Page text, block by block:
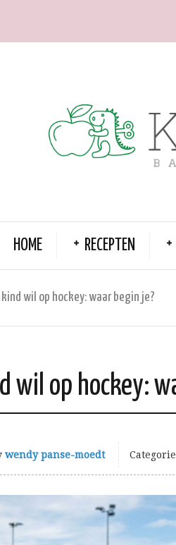
HOME RECEPTEN
wil op hockey: waar begin je?
wil op hockey:
wendy panse-moedt